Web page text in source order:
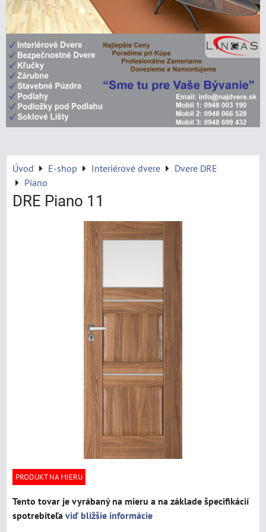
Úvod E-shop Interiérové dvere
Dvere DRE
Piano
DRE Piano 11
PRODUKT NA MIERU
Tento tovar je vyrábaný na mieru a na základe špecifikácií
spotrebiteľa viď bližšie informácie